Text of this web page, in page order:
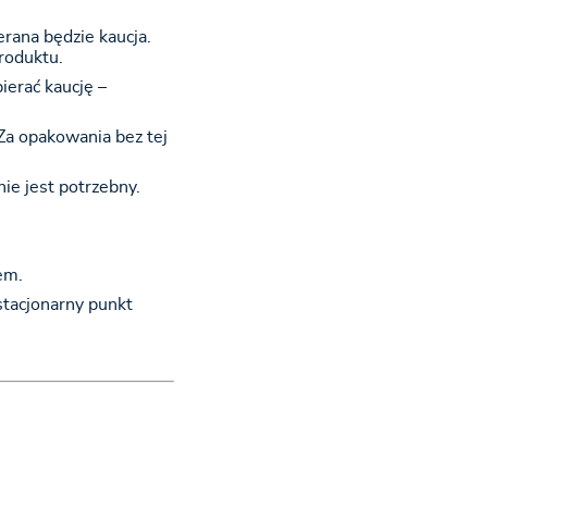
będzie kaucja.
kaucję –
opakowania bez tej
jest potrzebny.
punkt